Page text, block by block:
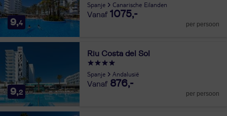
9,4
Spanje Canarische Eilanden
1075,-
per persoon
9,2
Riu Costa del Sol
Spanje Andalusië
876,-
per persoon